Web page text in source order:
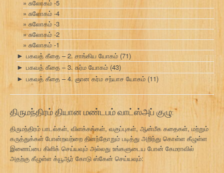
சுலோகம் -5
சுலோகம் -4
சுலோகம் -3
சுலோகம் -2
சுலோகம் -1
► பகவத் கீதை – 2. சாங்கிய யோகம் (71)
► பகவத் கீதை – 3. கர்ம யோகம் (43)
► பகவத் கீதை – 4. ஞான கர்ம சந்யாச யோகம் (11)
திருமந்திரம் தியான மண்டபம் வாட்ஸ்அப் குழு:
திருமந்திரம் பாடல்கள், விளக்கங்கள், வகுப்புகள், ஆன்மீக கதைகள், மற்றும்
கருத்துக்கள் போன்றவற்றை தினந்தோறும் படித்து அறிந்து கொள்ள கீழுள்ள
இணைப்பை கிளிக் செய்யவும் அல்லது உங்களுடைய போன் கேமராவில்
அதற்கு கீழுள்ள க்யூஆர் கோடு ஸ்கேன் செய்யவும்: